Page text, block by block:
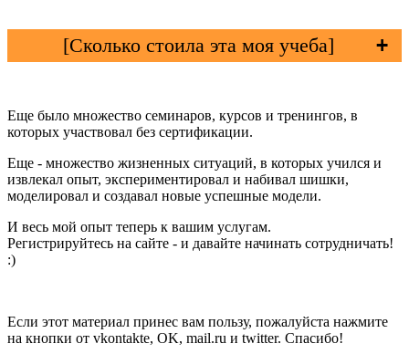
[Сколько стоила эта моя учеба]
Еще было множество семинаров, курсов и тренингов, в
которых участвовал без сертификации.
Еще - множество жизненных ситуаций, в которых учился и
извлекал опыт, экспериментировал и набивал шишки,
моделировал и создавал новые успешные модели.
И весь мой опыт теперь к вашим услугам.
Регистрируйтесь на сайте - и давайте начинать сотрудничать!
:)
Если этот материал принес вам пользу, пожалуйста нажмите
на кнопки от vkontakte, OK, mail.ru и twitter. Спасибо!